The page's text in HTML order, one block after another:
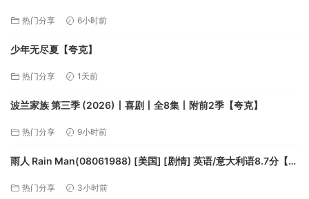
热门分享 6小时前
少年无尽夏【夸克】
热门分享 1天前
波兰家族 第三季 (2026)丨喜剧丨全8集丨附前2季【夸克】
热门分享 9小时前
雨人 Rain Man(08061988) [美国] [剧情] 英语/意大利语8.7分【夸
热门分享 3小时前